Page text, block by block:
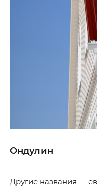
Ондулин
Другие названия —